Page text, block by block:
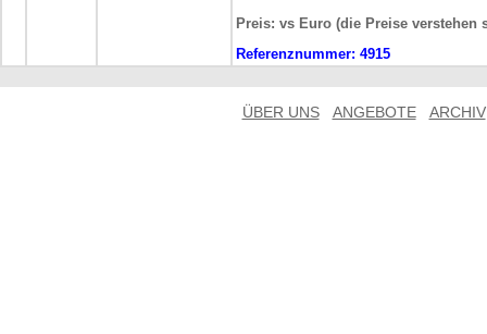
Preis: vs Euro (die Preise
Referenznummer: 4915
ÜBER UNS ANGEBOTE ARCHIV